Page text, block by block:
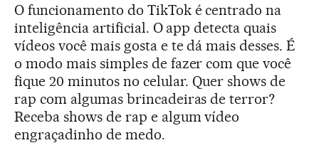
O funcionamento do TikTok é centrado na
inteligência artificial. O app detecta quais
vídeos você mais gosta e te dá mais desses. É
o modo mais simples de fazer com que você
fique 20 minutos no celular. Quer shows de
rap com algumas brincadeiras de terror?
Receba shows de rap e algum vídeo
engraçadinho de medo.